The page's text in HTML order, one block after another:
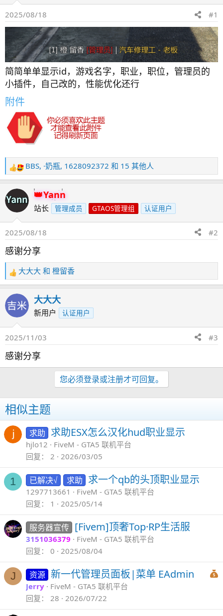
2025/08/18 #1
简简单单显示id，游戏名字，职业，职位，管理员的
小插件，自己改的，性能优化还行
附件
反
馈
：
BBS, ·奶瓶, 1628092372 和 15 其他人
Yann
站长 管理成员 GTAOS管理组 认证用户
2025/08/18 #2
感谢分享
反
馈
：
大大大 和 橙留香
大大大
新用户 认证用户
2025/11/03 #3
感谢分享
您必须登录或注册才可回复。
相似主题
求助 求助ESX怎么汉化hud职业显示
hjlo12
FiveM - GTA5 联机平台
回复
2 2026/03/05
1 已解决√ 求助 求一个qb的头顶职业显示
1297713661
FiveM - GTA5 联机平台
回复
1 2025/05/14
服务器宣传 [Fivem]顶奢Top·RP生活服
3151036379
FiveM - GTA5 联机平台
回复
0 2025/08/04
J 资源 新一代管理员面板|菜单 EAdmin
Jerry
FiveM - GTA5 联机平台
回复
28 2026/07/22